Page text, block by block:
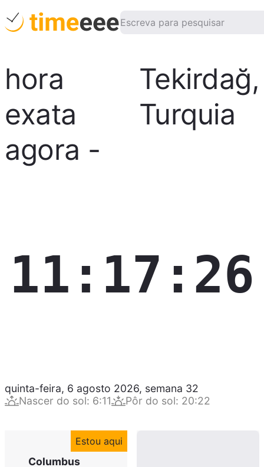
hora
exata
agora -
Tekirdağ,
Turquia
11:17:27
quinta-feira, 6 agosto 2026, semana 32
Nascer do sol: 6:11 Pôr do sol: 20:22
Estou aqui
Columbus